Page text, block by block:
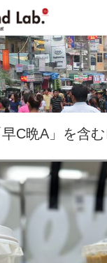
C晩A」を含